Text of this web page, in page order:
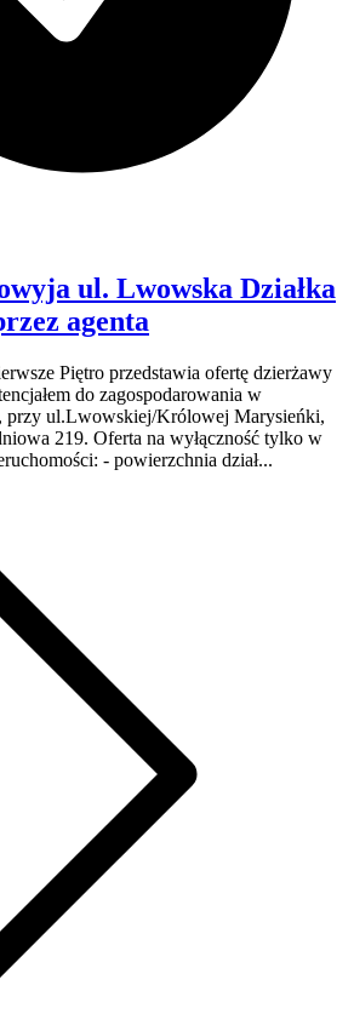
ul. Lwowska Działka
agenta
Piętro przedstawia ofertę dzierżawy
do zagospodarowania w
przy ul.Lwowskiej/Królowej Marysieńki,
219. Oferta na wyłączność tylko w
- powierzchnia dział...